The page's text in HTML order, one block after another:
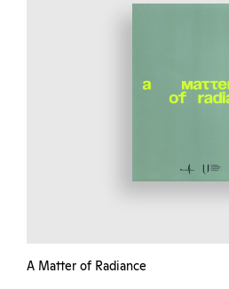
A Matter of Radiance